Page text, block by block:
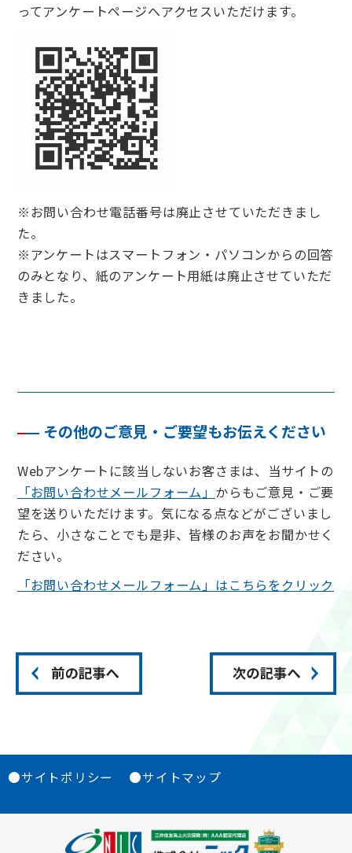
ってアンケートページへアクセスいただけます。
※お問い合わせ電話番号は廃止させていただきまし
た。
※アンケートはスマートフォン・パソコンからの回答
のみとなり、紙のアンケート用紙は廃止させていただ
きました。
その他のご意見・ご要望もお伝えください
Webアンケートに該当しないお客さまは、当サイトの
「お問い合わせメールフォーム」 からもご意見・ご要
望を送りいただけます。気になる点などがございまし
たら、小さなことでも是非、皆様のお声をお聞かせく
ださい。
「お問い合わせメールフォーム」はこちらをクリック
●サイトポリシー ●サイトマップ